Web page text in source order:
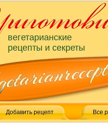
вегетарианские
рецепты и секреты
Добавить рецепт Все